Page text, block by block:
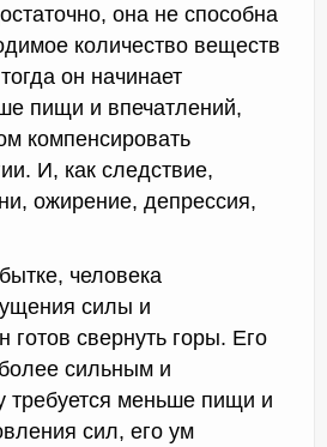
она не способна
количество веществ
он начинает
пищи и впечатлений,
компенсировать
И, как следствие,
ожирение, депрессия,
человека
силы и
готов свернуть горы. Его
сильным и
меньше пищи и
сил, его ум